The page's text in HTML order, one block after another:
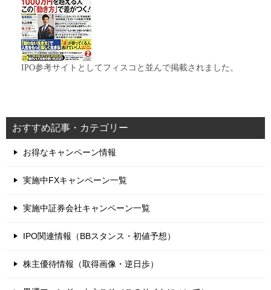
IPO参考サイトとしてフィスコと並んで掲載されました。
おすすめ記事・カテゴリー
お得なキャンペーン情報
実施中FXキャンペーン一覧
実施中証券会社キャンペーン一覧
IPO関連情報（BBスタンス・初値予想）
株主優待情報（取得画像・逆日歩）